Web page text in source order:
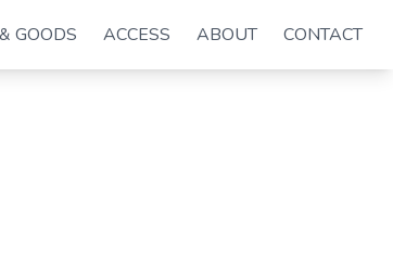
GOODS ACCESS ABOUT CONTACT